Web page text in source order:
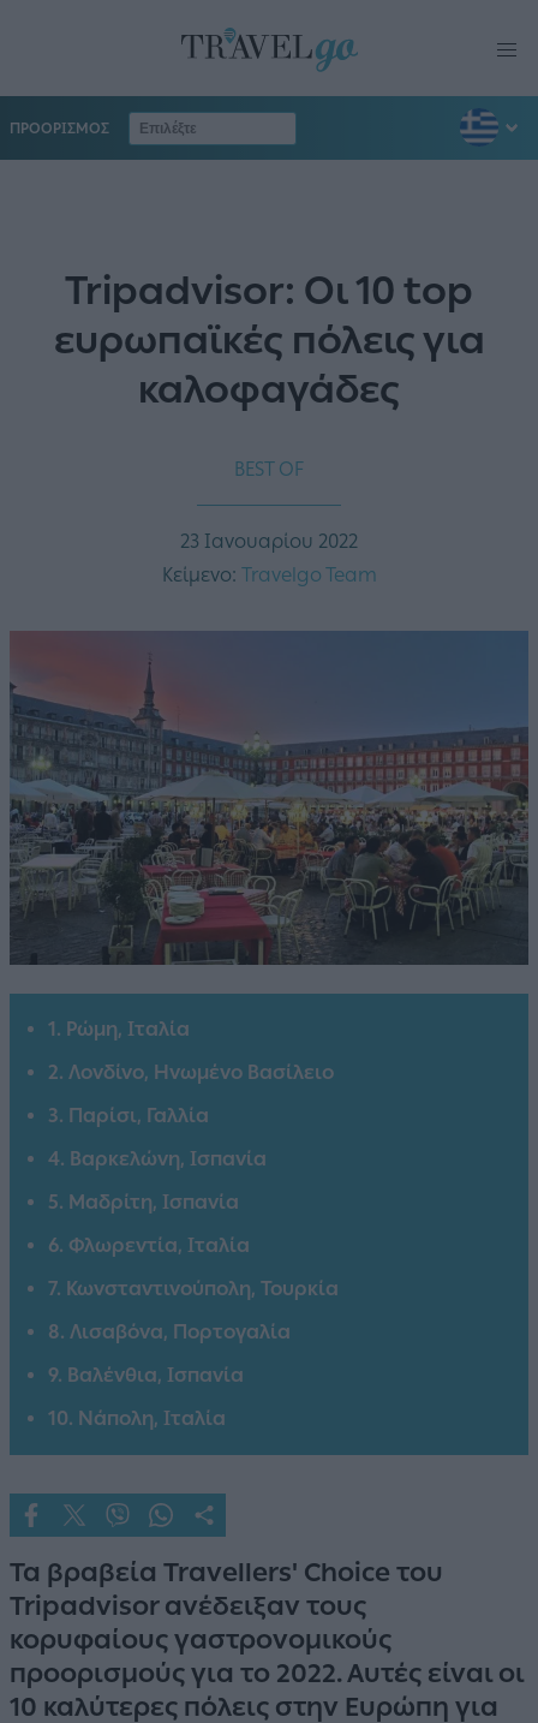
ΠΡΟΟΡΙΣΜΟΣ
Tripadvisor: Οι 10 top
ευρωπαϊκές πόλεις για
καλοφαγάδες
BEST OF
23 Ιανουαρίου 2022
Κείμενο: Travelgo Team
1. Ρώμη, Ιταλία
2. Λονδίνο, Ηνωμένο Βασίλειο
3. Παρίσι, Γαλλία
4. Βαρκελώνη, Ισπανία
5. Μαδρίτη, Ισπανία
6. Φλωρεντία, Ιταλία
7. Κωνσταντινούπολη, Τουρκία
8. Λισαβόνα, Πορτογαλία
9. Βαλένθια, Ισπανία
10. Νάπολη, Ιταλία
Τα βραβεία Travellers' Choice του
Tripadvisor ανέδειξαν τους
κορυφαίους γαστρονομικούς
προορισμούς για το 2022. Αυτές είναι οι
10 καλύτερες πόλεις στην Ευρώπη για